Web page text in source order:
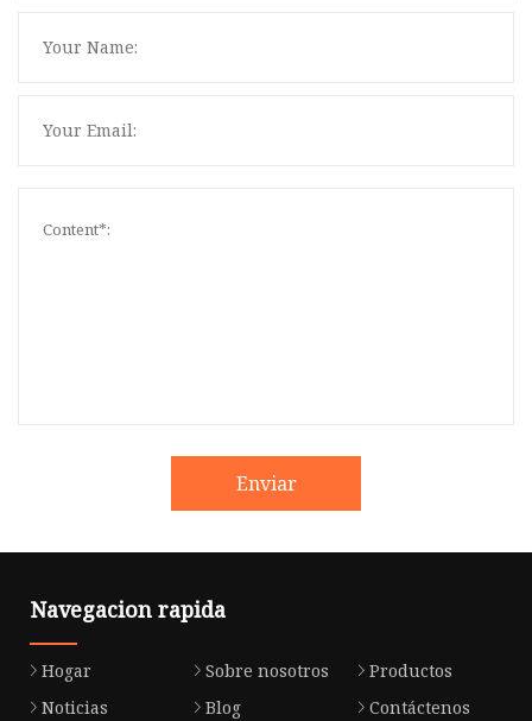
Enviar
Navegacion rapida
Hogar Sobre nosotros
Productos
Noticias
Blog
Contáctenos